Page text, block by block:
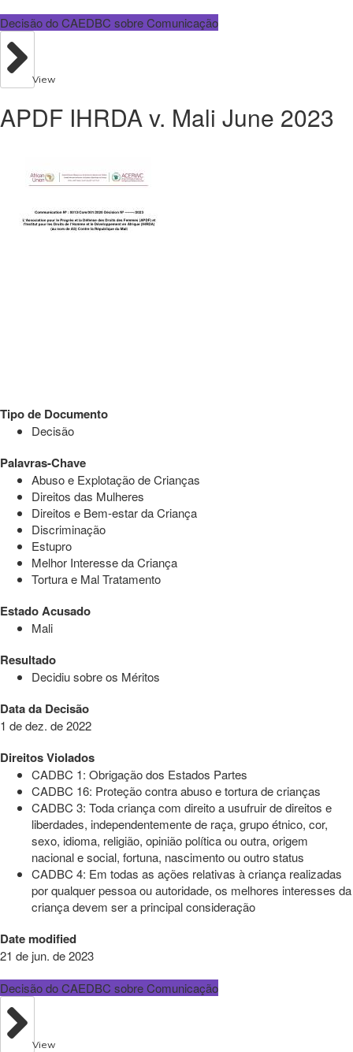
Decisão do CAEDBC sobre Comunicação
View
APDF IHRDA v. Mali June 2023
Tipo de Documento
Decisão
Palavras-Chave
Abuso e Explotação de Crianças
Direitos das Mulheres
Direitos e Bem-estar da Criança
Discriminação
Estupro
Melhor Interesse da Criança
Tortura e Mal Tratamento
Estado Acusado
Mali
Resultado
Decidiu sobre os Méritos
Data da Decisão
1 de dez. de 2022
Direitos Violados
CADBC 1: Obrigação dos Estados Partes
CADBC 16: Proteção contra abuso e tortura de crianças
CADBC 3: Toda criança com direito a usufruir de direitos e
liberdades, independentemente de raça, grupo étnico, cor,
sexo, idioma, religião, opinião política ou outra, origem
nacional e social, fortuna, nascimento ou outro status
CADBC 4: Em todas as ações relativas à criança realizadas
por qualquer pessoa ou autoridade, os melhores interesses da
criança devem ser a principal consideração
Date modified
21 de jun. de 2023
Decisão do CAEDBC sobre Comunicação
View